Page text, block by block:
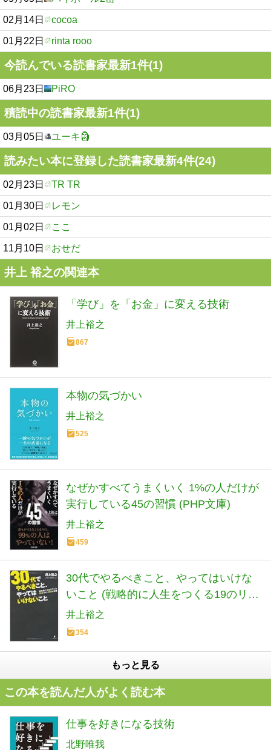
02月14日 cocoa
01月22日 rinta rooo
今読んでいる読書家最新1件(1)
06月23日 PiRO
積読中の読書家最新1件(1)
03月05日 ユーキ🗿
読みたい本に登録した読書家最新4件(24)
02月23日 TR TR
01月30日 レモン
01月02日 ここ
11月10日 おせだ
井上 裕之の関連本
「学び」を「お金」に変える技術
井上裕之
867
本物の気づかい
井上裕之
525
なぜかすべてうまくいく 1%の人だけが
実行している45の習慣 (PHP文庫)
井上裕之
459
30代でやるべきこと、やってはいけな
いこと (戦略的に人生をつくる19のリス
トと56の言葉)
井上裕之
354
もっと見る
この本を読んだ人がよく読む本
仕事を好きになる技術
北野唯我